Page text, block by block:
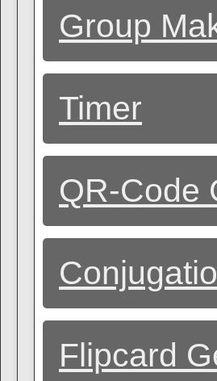
Group
Timer
QR-Code
Flipcard